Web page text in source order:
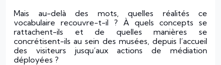
Mais au-delà des mots, quelles réalités ce
vocabulaire recouvre-t-il ? À quels concepts se
rattachent-ils et de quelles manières se
concrétisent-ils au sein des musées, depuis l’accueil
des visiteurs jusqu’aux actions de médiation
déployées ?